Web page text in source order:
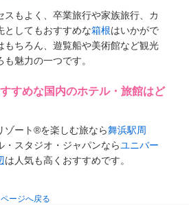
スもよく、卒業旅行や家族旅行、カ
としてもおすすめな箱根はいかがで
もちろん、遊覧船や美術館など観光
魅力の一つです。
すめな国内のホテル・旅館はど
ゾート®を楽しむ旅なら舞浜駅周
・スタジオ・ジャパンならユニバー
は人気も高くおすすめです。
ージへ戻る